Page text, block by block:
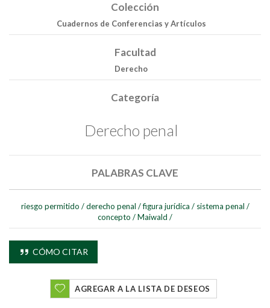
Colección
Cuadernos de Conferencias y Artículos
Facultad
Derecho
Categoría
Derecho penal
PALABRAS CLAVE
riesgo permitido / derecho penal /figura jurídica / sistema penal /
concepto /Maiwald /
CÓMO CITAR
AGREGAR A LA LISTA DE DESEOS